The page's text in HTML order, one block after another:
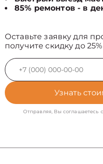
85% ремонтов - в
Оставьте заявку для
получите скидку до 25%
Узнать
Отправляя, Вы соглашаетесь с